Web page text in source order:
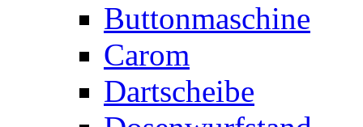
Buttonmaschine
Carom
Dartscheibe